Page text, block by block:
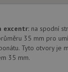
excentr: na spodní
35 mm pro
Tyto otvory je
35 mm.